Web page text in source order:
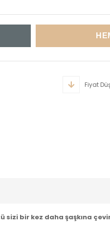
Fiyat
sizi bir kez daha şaşkına